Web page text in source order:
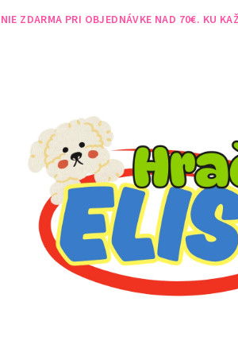
ZDARMA PRI OBJEDNÁVKE NAD 70€. KU